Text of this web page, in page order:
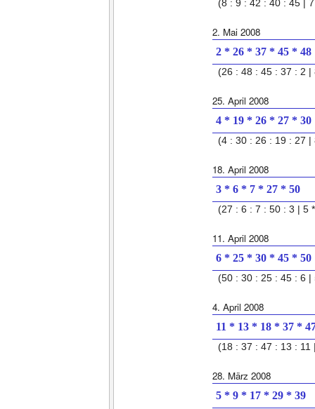
(8 : 9 : 42 : 40 : 45 |
2. Mai 2008
2 * 26 * 37 * 45 * 48
(26 : 48 : 45 : 37 : 2 |
25. April 2008
4 * 19 * 26 * 27 * 30
(4 : 30 : 26 : 19 : 27 |
18. April 2008
3 * 6 * 7 * 27 * 50
(27 : 6 : 7 : 50 : 3 | 5
11. April 2008
6 * 25 * 30 * 45 * 50
(50 : 30 : 25 : 45 : 6 |
4. April 2008
11 * 13 * 18 * 37 *
(18 : 37 : 47 : 13 : 11
28. März 2008
5 * 9 * 17 * 29 * 39